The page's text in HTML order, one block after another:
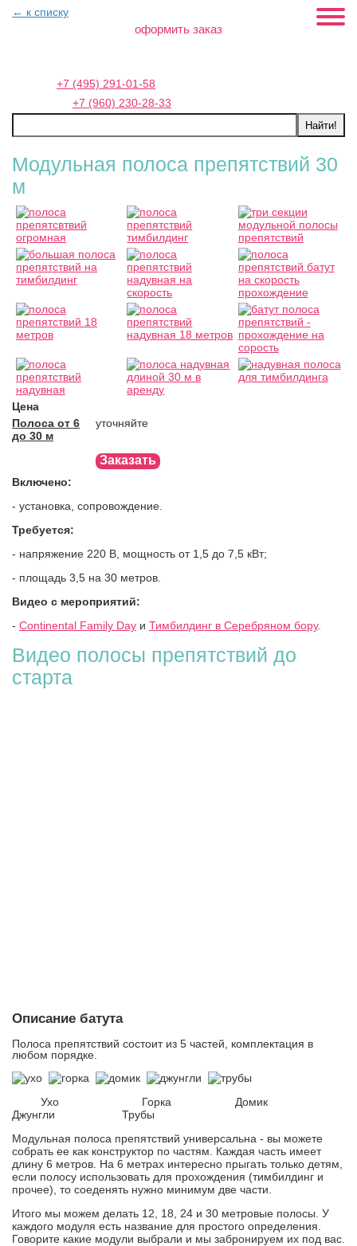
← к списку
оформить заказ
+7 (495) 291-01-58
+7 (960) 230-28-33
Модульная полоса препятствий 30
м
Цена
Полоса от 6
до 30 м
уточняйте
Заказать
Включено:
- установка, сопровождение.
Требуется:
- напряжение 220 В, мощность от 1,5 до 7,5 кВт;
- площадь 3,5 на 30 метров.
Видео с мероприятий:
- Continental Family Day и Тимбилдинг в Серебряном бору.
Видео полосы препятствий до
старта
Описание батута
Полоса препятствий состоит из 5 частей, комплектация в
любом порядке.
Ухо Горка Домик
Джунгли Трубы
Модульная полоса препятствий универсальна - вы можете
собрать ее как конструктор по частям. Каждая часть имеет
длину 6 метров. На 6 метрах интересно прыгать только детям,
если полосу использовать для прохождения (тимбилдинг и
прочее), то соеденять нужно минимум две части.
Итого мы можем делать 12, 18, 24 и 30 метровые полосы. У
каждого модуля есть название для простого определения.
Говорите какие модули выбрали и мы забронируем их под вас.